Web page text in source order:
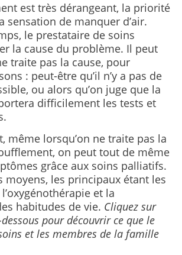
est très dérangeant, la priorité
sensation de manquer d’air.
le prestataire de soins
la cause du problème. Il peut
traite pas la cause, pour
: peut-être qu’il n’y a pas de
ou alors qu’on juge que la
difficilement les tests et
même lorsqu’on ne traite pas la
on peut tout de même
grâce aux soins palliatifs.
moyens, les principaux étant les
et la
habitudes de vie. Cliquez sur
pour découvrir ce que le
et les membres de la famille